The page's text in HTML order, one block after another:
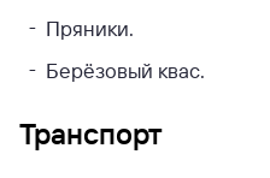
Пряники.
Берёзовый квас.
Транспорт